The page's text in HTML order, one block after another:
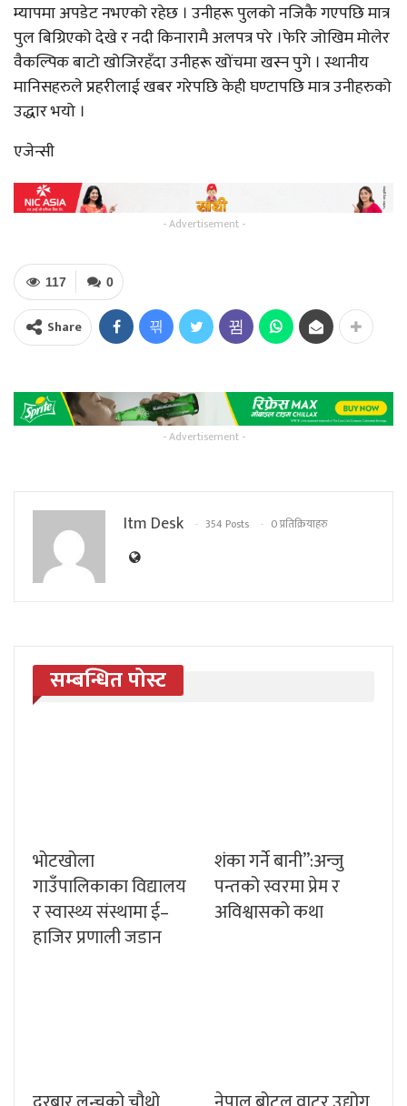
म्यापमा अपडेट नभएको रहेछ । उनीहरू पुलको नजिकै गएपछि मात्र
पुल बिग्रिएको देखे र नदी किनारामै अलपत्र परे ।फेरि जोखिम मोलेर
वैकल्पिक बाटो खोजिरहँदा उनीहरू खोंचमा खस्न पुगे । स्थानीय
मानिसहरुले प्रहरीलाई खबर गरेपछि केही घण्टापछि मात्र उनीहरुको
उद्धार भयो ।
एजेन्सी
- Advertisement -
0
117
Share
- Advertisement -
Itm Desk 354 Posts 0 प्रतिक्रियाहरु
सम्बन्धित पोस्ट
भोटखोला
गाउँपालिकाका विद्यालय
र स्वास्थ्य संस्थामा ई–
हाजिर प्रणाली जडान
शंका गर्ने बानी”:अन्जु
पन्तको स्वरमा प्रेम र
अविश्वासको कथा